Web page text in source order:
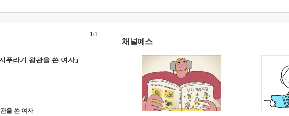
푸라기 왕관을 쓴 여자』
을 쓴 여자
1/3
채널예스